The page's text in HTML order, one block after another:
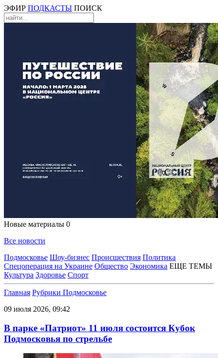
ЭФИР ПОДКАСТЫ ПОИСК
Новые материалы 0
Все новости
Подмосковье Шоу-бизнес Происшествия Политика
Спецоперация на Украине Общество Экономика ЕЩЕ ТЕМЫ
Культура Здоровье Спорт
Главная Рубрики Подмосковье
09 июля 2026, 09:42
В парке «Патриот» 11 июля состоится Кубок
Подмосковья по стрельбе